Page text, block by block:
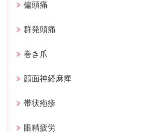
偏頭痛
群発頭痛
巻き爪
顔面神経麻痺
帯状疱疹
眼精疲労